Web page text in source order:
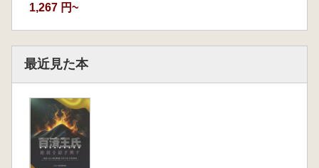
1,267 円~
最近見た本